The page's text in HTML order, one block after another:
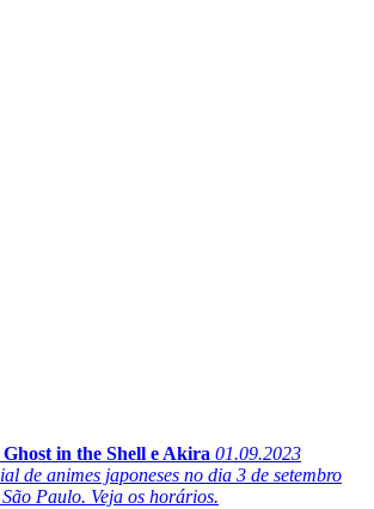
in the Shell e Akira 01.09.2023
de animes japoneses no dia 3 de setembro
Paulo. Veja os horários.